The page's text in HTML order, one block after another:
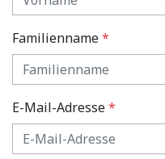
Familienname*
E-Mail-Adresse*